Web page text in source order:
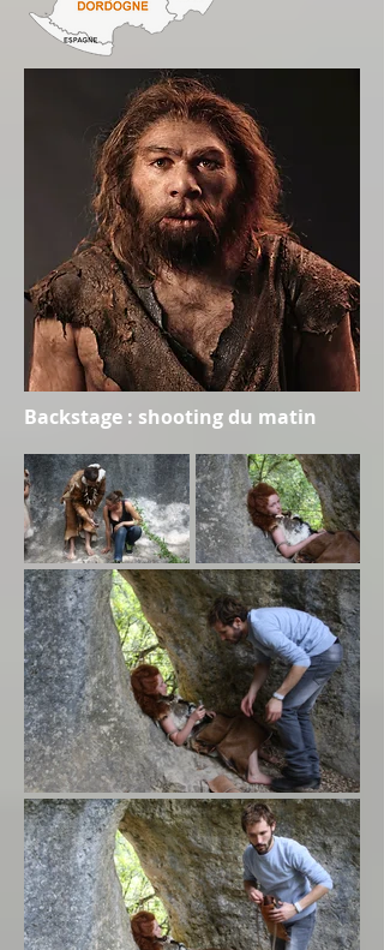
Backstage : shooting du matin